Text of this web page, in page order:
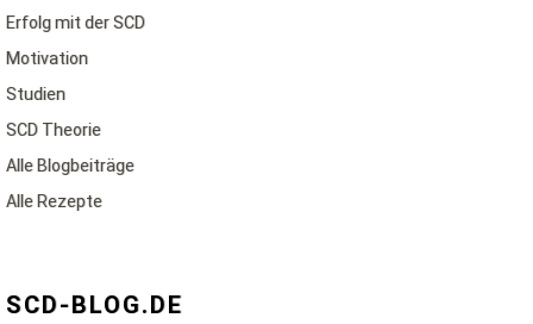
Erfolg mit der SCD
Motivation
Studien
SCD Theorie
Alle Blogbeiträge
Alle Rezepte
SCD-BLOG.DE